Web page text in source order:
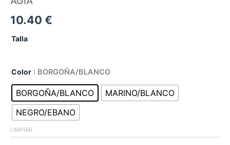
10.40 €
Talla
Color : BORGOÑA/BLANCO
BORGOÑA/BLANCO
MARINO/BLANCO
NEGRO/EBANO
LIMPIAR